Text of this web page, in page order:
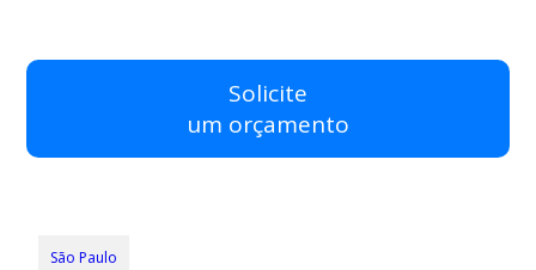
Solicite
um orçamento
São Paulo